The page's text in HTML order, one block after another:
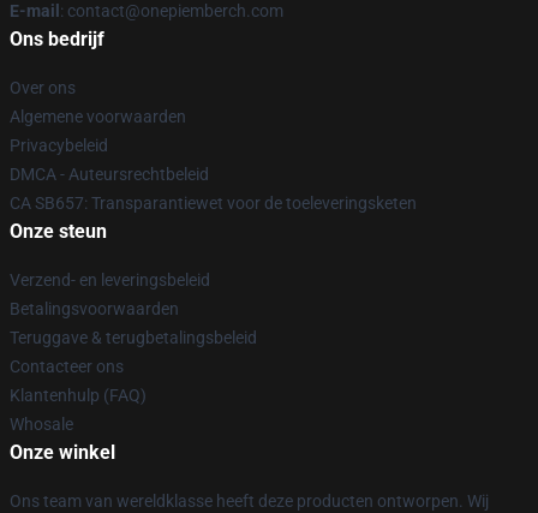
E-mail : contact@onepiemberch.com
Ons bedrijf
Over ons
Algemene voorwaarden
Privacybeleid
DMCA - Auteursrechtbeleid
CA SB657: Transparantiewet voor de toeleveringsketen
Onze steun
Verzend- en leveringsbeleid
Betalingsvoorwaarden
Teruggave & terugbetalingsbeleid
Contacteer ons
Klantenhulp (FAQ)
Whosale
Onze winkel
Ons team van wereldklasse heeft deze producten ontworpen. Wij